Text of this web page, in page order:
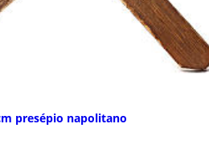
presépio napolitano